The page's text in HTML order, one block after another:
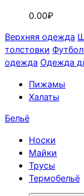
0.00₽
Верхняя одежда
толстовки
одежда Одежда
Пижамы
Халаты
Бельё
Носки
Майки
Трусы
Термобельё